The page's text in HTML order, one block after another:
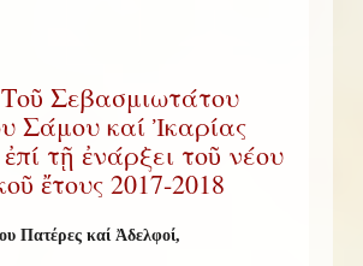
Σεβασμιωτάτου
Σάμου καί Ἰκαρίας
τῇ ἐνάρξει τοῦ νέου
ἔτους 2017-2018
Πατέρες καί Ἀδελφοί,